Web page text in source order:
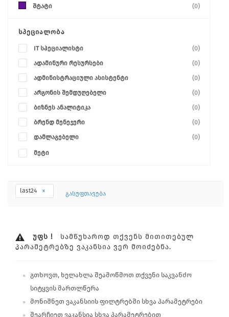
შტატი
(0)
ᲡᲞᲔᲪᲘᲐᲚᲝᲑᲐ
IT სპეციალისტი (0)
ადამინური რესურსები (0)
ადმინისტრაციული ასისტენტი (0)
არგონის შემდუღებელი (0)
ბიზნეს ანალიტიკა (0)
ბრენდ მენეჯერი (0)
დამლაგებელი (0)
მეტი
last24 გასუფთავება
ᲣᲤᲡ !
ᲡᲐᲛᲬᲣᲮᲐᲠᲝᲓ ᲗᲥᲕᲔᲜᲡ ᲛᲘᲗᲘᲗᲔᲑᲣᲚ
ᲞᲐᲠᲐᲛᲔᲢᲠᲔᲑᲖᲔ ᲕᲐᲙᲐᲜᲡᲘᲐ ᲕᲔᲠ ᲛᲝᲘᲫᲔᲑᲜᲐ.
გთხოვთ, ხელახლა შეამოწმოთ თქვენი საკვანძო
სიტყვის მართლწერა
მონიშნეთ ვაკანსიის ფილტრებში სხვა პარამეტრები
შეარჩიეთ ვაკანსია სხვა პარამეტრებით